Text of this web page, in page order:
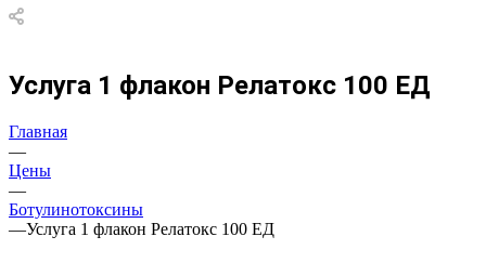
Услуга 1 флакон Релатокс 100 ЕД
Главная
—
Цены
—
Ботулинотоксины
—Услуга 1 флакон Релатокс 100 ЕД